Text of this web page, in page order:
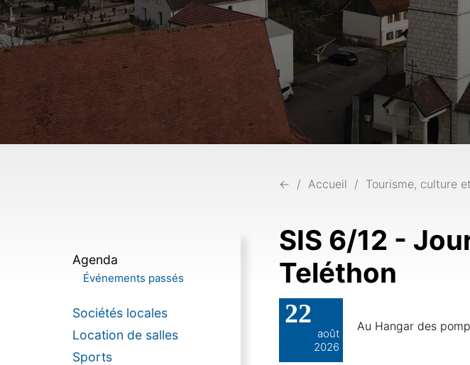
Agenda
Événements passés
Sociétés locales
Location de salles
Sports
← Accueil Tourisme, culture
SIS 6/12 -
Teléthon
22
août
2026
Au Hangar des